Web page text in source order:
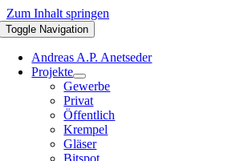
Zum Inhalt springen
Toggle Navigation
Andreas A.P. Anetseder
Projekte
Gewerbe
Privat
Öffentlich
Krempel
Gläser
Bitspot